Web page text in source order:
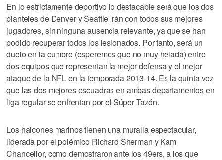
En lo estrictamente deportivo lo destacable será que los dos
planteles de Denver y Seattle irán con todos sus mejores
jugadores, sin ninguna ausencia relevante, ya que se han
podido recuperar todos los lesionados. Por tanto, será un
duelo en la cumbre (esperemos que no muy helada) entre
dos equipos que representan la mejor defensa y el mejor
ataque de la NFL en la temporada 2013-14. Es la quinta vez
que las dos mejores escuadras en ambas departamentos en
liga regular se enfrentan por el Súper Tazón.
Los halcones marinos tienen una muralla espectacular,
liderada por el polémico Richard Sherman y Kam
Chancellor, como demostraron ante los 49ers, a los que